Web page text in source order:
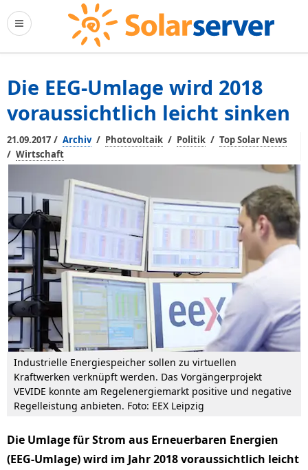
Die EEG-Umlage wird 2018
voraussichtlich leicht sinken
21.09.2017 / Archiv / Photovoltaik / Politik / Top Solar News
/ Wirtschaft
Industrielle Energiespeicher sollen zu virtuellen
Kraftwerken verknüpft werden. Das Vorgängerprojekt
VEVIDE konnte am Regelenergiemarkt positive und negative
Regelleistung anbieten. Foto: EEX Leipzig
Die Umlage für Strom aus Erneuerbaren Energien
(EEG-Umlage) wird im Jahr 2018 voraussichtlich leicht